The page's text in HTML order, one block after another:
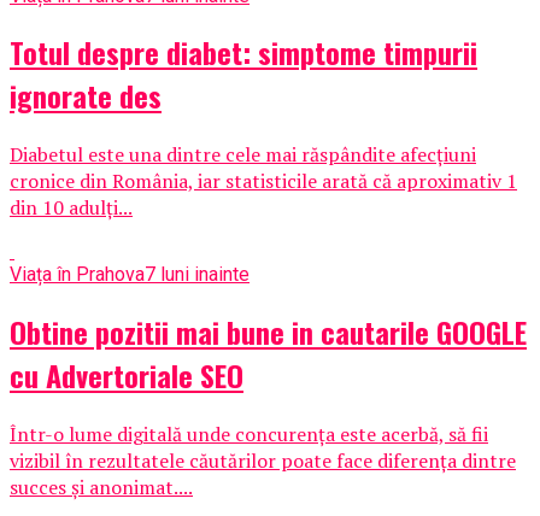
Totul despre diabet: simptome timpurii
ignorate des
Diabetul este una dintre cele mai răspândite afecţiuni
cronice din România, iar statisticile arată că aproximativ 1
din 10 adulţi...
Viața în Prahova7 luni inainte
Obtine pozitii mai bune in cautarile GOOGLE
cu Advertoriale SEO
Într-o lume digitală unde concurența este acerbă, să fii
vizibil în rezultatele căutărilor poate face diferența dintre
succes și anonimat....